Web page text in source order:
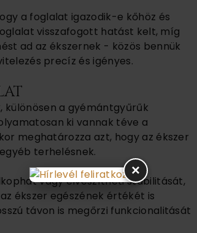
a foglalat igazodik-e kőhöz és
visszafogott hatást kelt, míg
ad az ékszernek - közös bennük
precíz és igényes.
különösen a gyémántgyűrűk
ki vannak téve a
meghatározza azt, hogy az ékszer
terhelésnek.
vagy elveszítheti stabilitását,
ékszer egészének értékét is
távon is megőrzi funkcionalitását
×